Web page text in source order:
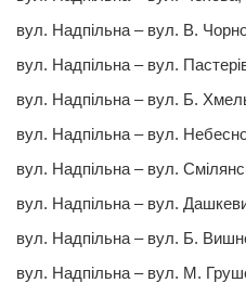
вул. Надпiльна – вул. В.
вул. Надпiльна – вул.
вул. Надпiльна – вул. Б.
вул. Надпiльна – вул.
вул. Надпiльна – вул.
вул. Надпiльна – вул.
вул. Надпiльна – вул. Б.
вул. Надпiльна – вул. М.